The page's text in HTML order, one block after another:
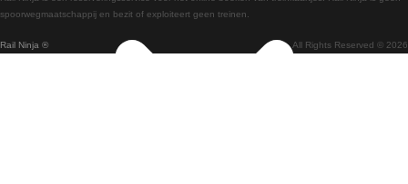
Treinen van Wenen naar Salzburg
Treinen van Wenen naar Praag
Rail Ninja ® All Rights Reserved © 2026
spoorwegmaatschappij en bezit of exploiteert geen treinen.